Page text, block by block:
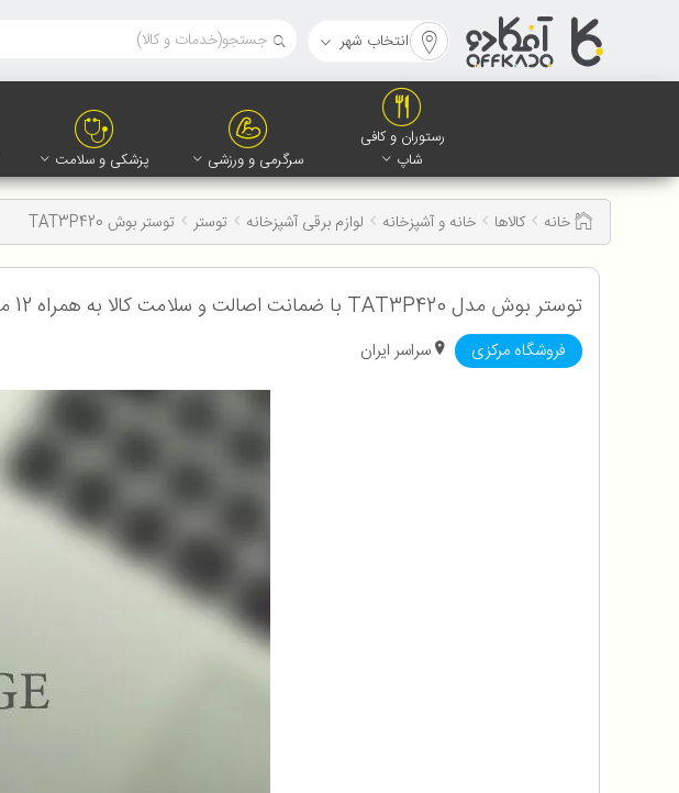
انتخاب شهر
رستوران و کافی
شاپ
سرگرمی و ورزشی پزشکی و سلامت
خانه کالاها خانه و آشپزخانه لوازم برقی آشپزخانه توستر توستر بوش TAT3P420
توستر بوش مدل TAT3P420 با ضمانت اصالت و سلامت کالا به همراه 12 ماه گارانتی
فروشگاه مرکزی سراسر ایران